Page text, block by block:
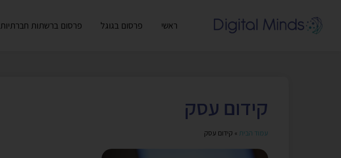
ראשי פרסום בגוגל פרסום ברשתות חברתיות
קידום עסק
עמוד הבית » קידום עסק